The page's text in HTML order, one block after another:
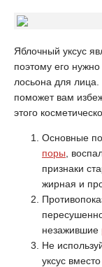
Яблочный уксус
поэтому его
лосьона для
поможет вам
этого
Основные
поры ,
признаки
жирная и
незажившие
Не
уксус